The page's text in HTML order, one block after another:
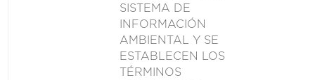
SISTEMA DE
INFORMACIÓN
AMBIENTAL Y SE
ESTABLECEN LOS
TÉRMINOS